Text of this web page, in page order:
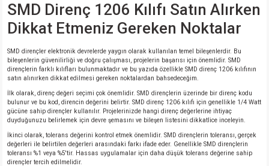
SMD Direnç 1206 Kılıfı Satın Alırken
Dikkat Etmeniz Gereken Noktalar
SMD dirençler elektronik devrelerde yaygın olarak kullanılan temel bileşenlerdir. Bu
bileşenlerin güvenilirliği ve doğru çalışması, projelerin başarısı için önemlidir. SMD
dirençlerin farklı kılıfları bulunmaktadır ve bu yazıda özellikle SMD direnç 1206 kılıfının
satın alınırken dikkat edilmesi gereken noktalardan bahsedeceğim.
İlk olarak, direnç değeri seçimi çok önemlidir. SMD dirençlerin üzerinde bir direnç kodu
bulunur ve bu kod, direncin değerini belirtir. SMD direnç 1206 kılıfı için genellikle 1/4 Watt
gücüne sahip dirençler kullanılır. Projelerinizde hangi direnç değerlerine ihtiyaç
duyduğunuzu belirlemek için devre şemasını ve bileşen listesini dikkatlice inceleyin.
İkinci olarak, tolerans değerini kontrol etmek önemlidir. SMD dirençlerin toleransı, gerçek
değerleri ile belirtilen değerleri arasındaki farkı ifade eder. Genellikle SMD dirençlerin
toleransı %1 veya %5'tir. Hassas uygulamalar için daha düşük tolerans değerine sahip
dirençler tercih edilmelidir.